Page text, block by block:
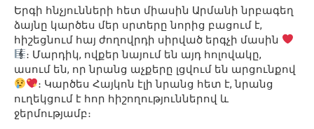
Երգի հնչյունների հետ միասին Արմանի նրբագեղ
ձայնը կարծես մեր սրտերը նորից բացում է,
հիշեցնում հայ ժողովրդի սիրված երգչի մասին
։ Մարդիկ, ովքեր նայում են այդ հոլովակը,
ասում են, որ նրանց աչքերը լցվում են արցունքով
։ Կարծես Հայկոն էլի նրանց հետ է, նրանց
ուղեկցում է հոր հիշողություններով և
ջերմությամբ։